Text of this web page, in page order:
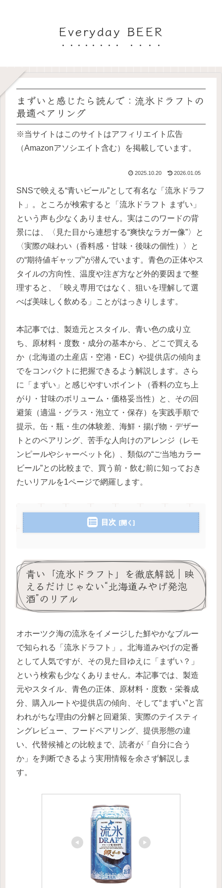
Everyday BEER
まずいと感じたら読んで：流氷ドラフトの
最適ペアリング
※当サイトはこのサイトはアフィリエイト広告
（Amazonアソシエイト含む）を掲載しています。
2025.10.20 2026.01.05
SNSで映える“青いビール”として有名な「流氷ドラフ
ト」。ところが検索すると「流氷ドラフト まずい」
という声も少なくありません。実はこのワードの背
景には、〈見た目から連想する“爽快なラガー像”〉と
〈実際の味わい（香料感・甘味・後味の個性）〉と
の“期待値ギャップ”が潜んでいます。青色の正体やス
タイルの方向性、温度や注ぎ方など外的要因まで整
理すると、「映え専用ではなく、狙いを理解して選
べば美味しく飲める」ことがはっきりします。
本記事では、製造元とスタイル、青い色の成り立
ち、原材料・度数・成分の基本から、どこで買える
か（北海道の土産店・空港・EC）や提供店の傾向ま
でをコンパクトに把握できるよう解説します。さら
に「まずい」と感じやすいポイント（香料の立ち上
がり・甘味のボリューム・価格妥当性）と、その回
避策（適温・グラス・泡立て・保存）を実践手順で
提示。缶・瓶・生の体験差、海鮮・揚げ物・デザー
トとのペアリング、苦手な人向けのアレンジ（レモ
ンピールやシャーベット化）、類似の“ご当地カラー
ビール”との比較まで、買う前・飲む前に知っておき
たいリアルを1ページで網羅します。
目次
青い「流氷ドラフト」を徹底解説｜映
えるだけじゃない“北海道みやげ発泡
酒”のリアル
オホーツク海の流氷をイメージした鮮やかなブルー
で知られる「流氷ドラフト」。北海道みやげの定番
として人気ですが、その見た目ゆえに「まずい？」
という検索も少なくありません。本記事では、製造
元やスタイル、青色の正体、原材料・度数・栄養成
分、購入ルートや提供店の傾向、そして“まずい”と言
われがちな理由の分解と回避策、実際のテイスティ
ングレビュー、フードペアリング、提供形態の違
い、代替候補との比較まで、読者が「自分に合う
か」を判断できるよう実用情報を余さず解説しま
す。